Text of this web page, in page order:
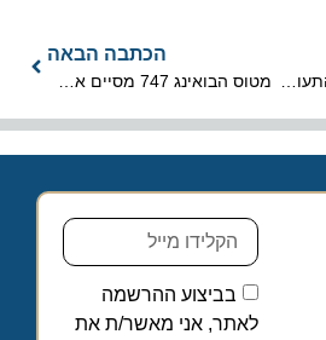
הכתבה הבאה
בביצוע ההרשמה
לאתר, אני מאשר/ת את